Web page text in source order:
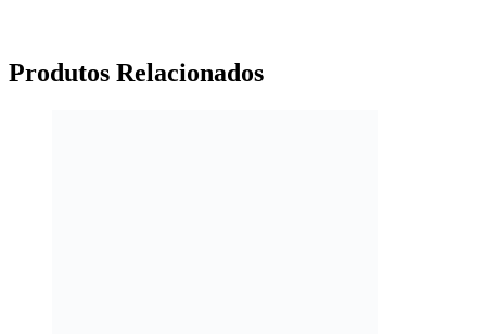
Produtos Relacionados